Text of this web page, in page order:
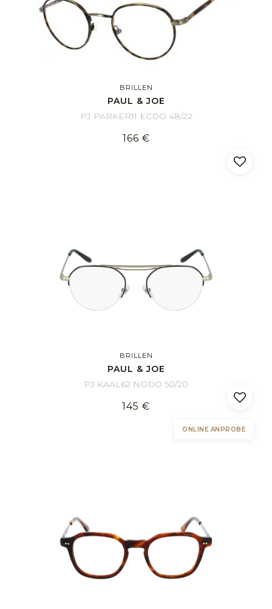
BRILLEN
PAUL & JOE
PJ PARKER11 ECDO 48/22
166 €
BRILLEN
PAUL & JOE
PJ KAAL62 NODO 50/20
145 €
ONLINE ANPROBE